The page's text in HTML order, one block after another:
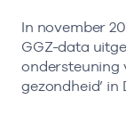
In november
GGZ-data
ondersteuning
gezondheid’ in